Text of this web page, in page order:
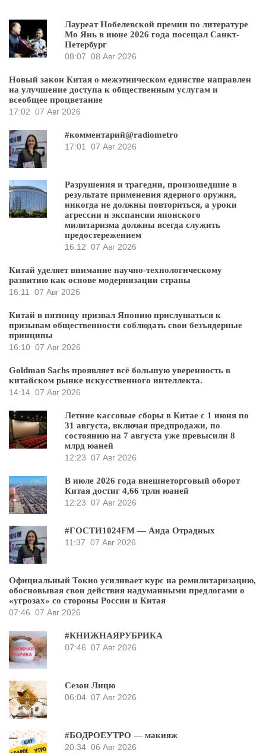
Лауреат Нобелевской премии по литературе
Мо Янь в июне 2026 года посещал Санкт-
Петербург
08:07 08 Авг 2026
Новый закон Китая о межэтническом единстве направлен
на улучшение доступа к общественным услугам и
всеобщее процветание
17:02 07 Авг 2026
#комментарий@radiometro
17:01
07 Авг 2026
Разрушения и трагедии, произошедшие в
результате применения ядерного оружия,
никогда не должны повториться, а уроки
агрессии и экспансии японского
милитаризма должны всегда служить
предостережением
16:12 07 Авг 2026
Китай уделяет внимание научно-технологическому
развитию как основе модернизации страны
16:11
07 Авг 2026
Китай в пятницу призвал Японию прислушаться к
призывам общественности соблюдать свои безъядерные
принципы
16:10 07 Авг 2026
Goldman Sachs проявляет всё большую уверенность в
китайском рынке искусственного интеллекта.
14:14 07 Авг 2026
Летние кассовые сборы в Китае с 1 июня по
31 августа, включая предпродажи, по
состоянию на 7 августа уже превысили 8
млрд юаней
12:23 07 Авг 2026
В июле 2026 года внешнеторговый оборот
Китая достиг 4,66 трлн юаней
12:23 07 Авг 2026
#ГОСТИ1024FM — Аида Отрадных
11:37 07 Авг 2026
Официальный Токио усиливает курс на ремилитаризацию,
обосновывая свои действия надуманными предлогами о
«угрозах» со стороны России и Китая
07:46 07 Авг 2026
#КНИЖНАЯРУБРИКА
07:46 07 Авг 2026
Сезон Лицю
06:04 07 Авг 2026
#БОДРОЕУТРО — макияж
20:34 06 Авг 2026